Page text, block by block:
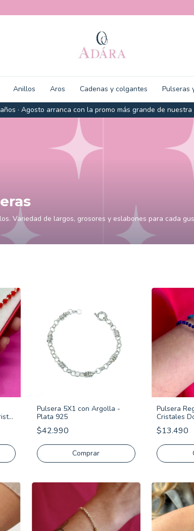
· Agosto arranca con la promo más grande de nuestra
Anillos Aros Cadenas y colgantes Pulseras
Variedad de largos, grosores y eslabones para cada
Pulsera 5X1 con Argolla -
Plata 925
$42.990
Comprar
Pulsera
Cristales
$13.490